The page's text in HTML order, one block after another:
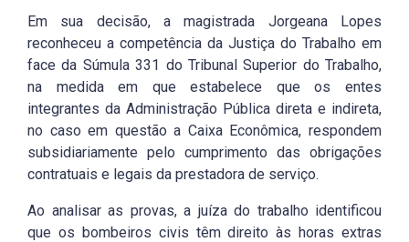
Em sua decisão, a magistrada Jorgeana Lopes
reconheceu a competência da Justiça do Trabalho em
face da Súmula 331 do Tribunal Superior do Trabalho,
na medida em que estabelece que os entes
integrantes da Administração Pública direta e indireta,
no caso em questão a Caixa Econômica, respondem
subsidiariamente pelo cumprimento das obrigações
contratuais e legais da prestadora de serviço.
Ao analisar as provas, a juíza do trabalho identificou
que os bombeiros civis têm direito às horas extras